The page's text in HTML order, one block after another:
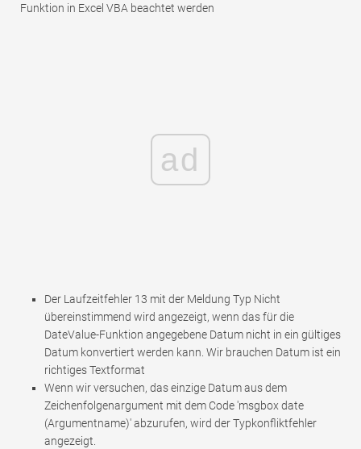
Funktion in Excel VBA beachtet werden
ad
Der Laufzeitfehler 13 mit der Meldung Typ Nicht
übereinstimmend wird angezeigt, wenn das für die
DateValue-Funktion angegebene Datum nicht in ein gültiges
Datum konvertiert werden kann. Wir brauchen Datum ist ein
richtiges Textformat
Wenn wir versuchen, das einzige Datum aus dem
Zeichenfolgenargument mit dem Code 'msgbox date
(Argumentname)' abzurufen, wird der Typkonfliktfehler
angezeigt.